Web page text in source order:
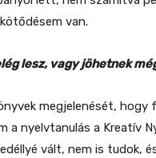
van.
lesz, vagy jöhetnek
megjelenését,
a nyelvtanulás a Kreatív
vált, nem is tudok,